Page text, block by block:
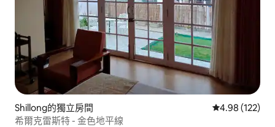
Shillong的獨立房間 從 122 則評價
4.98 (122)
希爾克雷斯特 - 金色地平線